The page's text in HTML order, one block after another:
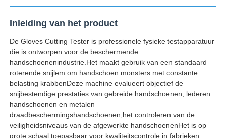
Thuis
Producten
Over ons
Inleiding van het product
De Gloves Cutting Tester is professionele fysieke testapparatuur
die is ontworpen voor de beschermende
handschoenenindustrie.Het maakt gebruik van een standaard
roterende snijlem om handschoen monsters met constante
belasting krabbenDeze machine evalueert objectief de
snijbestendige prestaties van gebreide handschoenen, lederen
handschoenen en metalen
draadbeschermingshandschoenen,het controleren van de
veiligheidsniveaus van de afgewerkte handschoenenHet is op
grote schaal toepasbaar voor kwaliteitscontrole in fabrieken,